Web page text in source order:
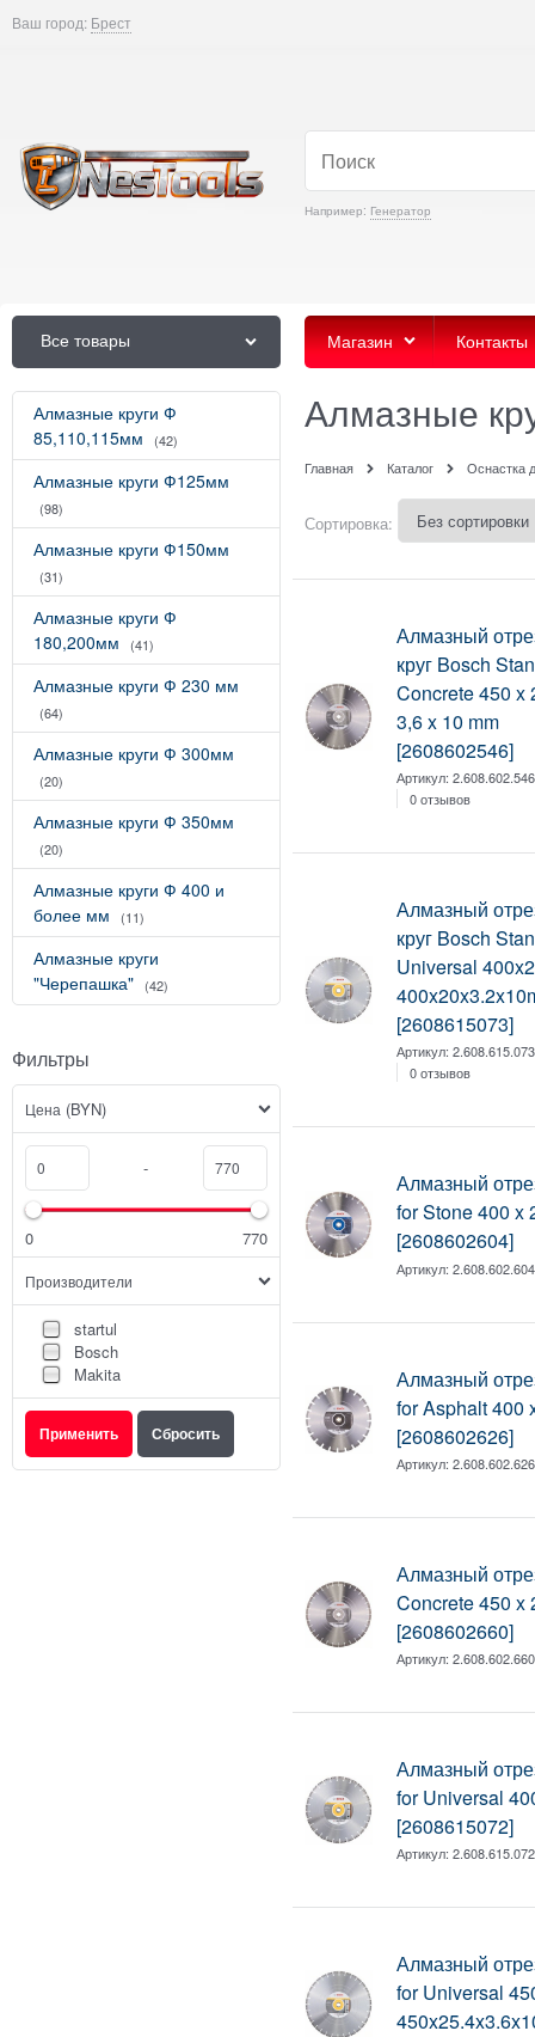
Ваш город: Брест
Например: Генератор
Все товары Магазин Контакты
Алмазные круги Ф
85,110,115мм
(42)
Алмазные круги Ф125мм
(98)
Алмазные круги Ф150мм
(31)
Алмазные круги Ф
180,200мм
(41)
Алмазные круги Ф 230 мм
(64)
Алмазные круги Ф 300мм
(20)
Алмазные круги Ф 350мм
(20)
Алмазные круги Ф 400 и
более мм
(11)
Алмазные круги
"Черепашка"
(42)
Фильтры
Цена (BYN)
-
0 770
Производители
startul
Bosch
Makita
Алмазные
Главная Каталог Оснастка
Сортировка:
Алмазный
круг Bosch
Concrete 450 x
3,6 x 10 mm
[2608602546]
Артикул:2.608.602.546
0 отзывов
Алмазный
круг Bosch
Universal
[2608615073]
Артикул:2.608.615.073
0 отзывов
Алмазный
for Stone 400 x
[2608602604]
Артикул:2.608.602.604
Алмазный
for Asphalt 400
[2608602626]
Артикул:2.608.602.626
Алмазный
Concrete 450 x
[2608602660]
Артикул:2.608.602.660
Алмазный
for Universal
[2608615072]
Артикул:2.608.615.072
Алмазный
for Universal